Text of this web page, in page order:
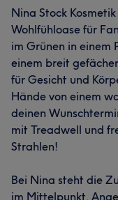
Nina Stock
Wohlfühloase für
im Grünen in einem
einem breit
für Gesicht und
Hände von einem
deinen
mit Treadwell und
Strahlen!
Bei Nina steht die
im Mittelpunkt.